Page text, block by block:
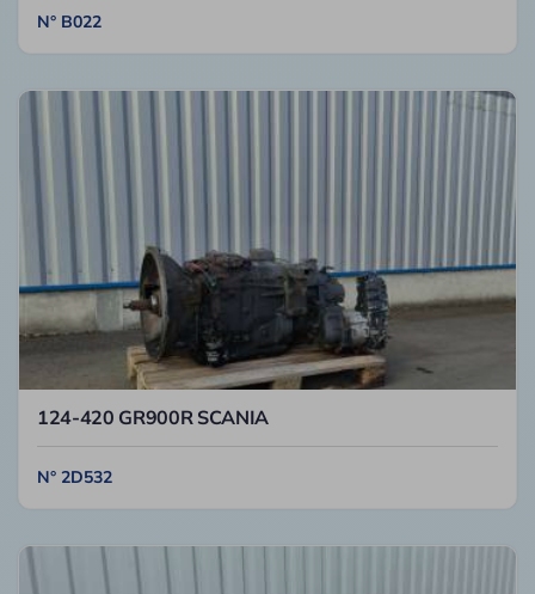
N° B022
124-420 GR900R SCANIA
N° 2D532